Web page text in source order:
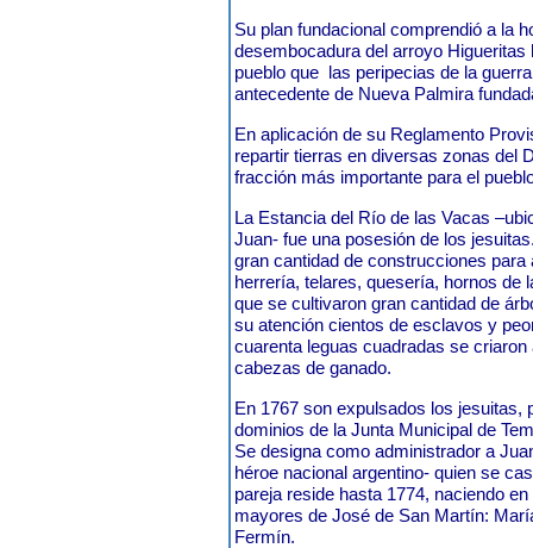
Su plan fundacional comprendió a la
desembocadura del arroyo
pueblo que las peripecias de la
antecedente de Nueva Palmira
En aplicación de su Reglamento
repartir tierras en diversas zonas del
fracción más importante para el
La Estancia del Río de las Vacas
Juan- fue una posesión de los
gran cantidad de construcciones
herrería, telares, quesería, hornos de
que se cultivaron gran cantidad de
su atención cientos de esclavos y
cuarenta leguas cuadradas se
cabezas de ganado.
En 1767 son expulsados los jesuitas,
dominios de la Junta Municipal de
Se designa como administrador a
héroe nacional argentino- quien se
pareja reside hasta 1774, naciendo
mayores de José de San Martín:
Fermín.